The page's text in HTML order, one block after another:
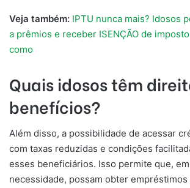
Veja também: IPTU nunca mais? Idosos
a prêmios e receber ISENÇÃO de
como
Quais idosos têm
benefícios?
Além disso, a possibilidade de acessar
com taxas reduzidas e condições
esses beneficiários. Isso permite que,
necessidade, possam obter empréstimos